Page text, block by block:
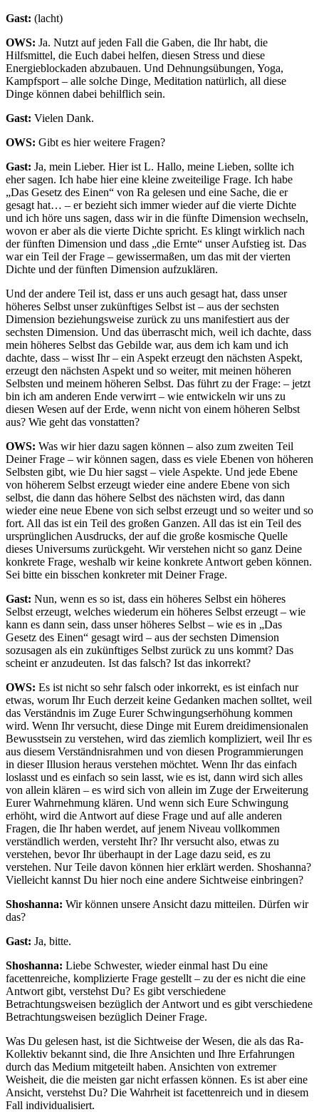
Gast: (lacht)
OWS: Ja. Nutzt auf jeden Fall die Gaben, die Ihr habt, die
Hilfsmittel, die Euch dabei helfen, diesen Stress und diese
Energieblockaden abzubauen. Und Dehnungsübungen, Yoga,
Kampfsport – alle solche Dinge, Meditation natürlich, all diese
Dinge können dabei behilflich sein.
Gast: Vielen Dank.
OWS: Gibt es hier weitere Fragen?
Gast: Ja, mein Lieber. Hier ist L. Hallo, meine Lieben, sollte ich
eher sagen. Ich habe hier eine kleine zweiteilige Frage. Ich habe
„Das Gesetz des Einen“ von Ra gelesen und eine Sache, die er
gesagt hat… – er bezieht sich immer wieder auf die vierte Dichte
und ich höre uns sagen, dass wir in die fünfte Dimension wechseln,
wovon er aber als die vierte Dichte spricht. Es klingt wirklich nach
der fünften Dimension und dass „die Ernte“ unser Aufstieg ist. Das
war ein Teil der Frage – gewissermaßen, um das mit der vierten
Dichte und der fünften Dimension aufzuklären.
Und der andere Teil ist, dass er uns auch gesagt hat, dass unser
höheres Selbst unser zukünftiges Selbst ist – aus der sechsten
Dimension beziehungsweise zurück zu uns manifestiert aus der
sechsten Dimension. Und das überrascht mich, weil ich dachte, dass
mein höheres Selbst das Gebilde war, aus dem ich kam und ich
dachte, dass – wisst Ihr – ein Aspekt erzeugt den nächsten Aspekt,
erzeugt den nächsten Aspekt und so weiter, mit meinen höheren
Selbsten und meinem höheren Selbst. Das führt zu der Frage: – jetzt
bin ich am anderen Ende verwirrt – wie entwickeln wir uns zu
diesen Wesen auf der Erde, wenn nicht von einem höheren Selbst
aus? Wie geht das vonstatten?
OWS: Was wir hier dazu sagen können – also zum zweiten Teil
Deiner Frage – wir können sagen, dass es viele Ebenen von höheren
Selbsten gibt, wie Du hier sagst – viele Aspekte. Und jede Ebene
von höherem Selbst erzeugt wieder eine andere Ebene von sich
selbst, die dann das höhere Selbst des nächsten wird, das dann
wieder eine neue Ebene von sich selbst erzeugt und so weiter und so
fort. All das ist ein Teil des großen Ganzen. All das ist ein Teil des
ursprünglichen Ausdrucks, der auf die große kosmische Quelle
dieses Universums zurückgeht. Wir verstehen nicht so ganz Deine
konkrete Frage, weshalb wir keine konkrete Antwort geben können.
Sei bitte ein bisschen konkreter mit Deiner Frage.
Gast: Nun, wenn es so ist, dass ein höheres Selbst ein höheres
Selbst erzeugt, welches wiederum ein höheres Selbst erzeugt – wie
kann es dann sein, dass unser höheres Selbst – wie es in „Das
Gesetz des Einen“ gesagt wird – aus der sechsten Dimension
sozusagen als ein zukünftiges Selbst zurück zu uns kommt? Das
scheint er anzudeuten. Ist das falsch? Ist das inkorrekt?
OWS: Es ist nicht so sehr falsch oder inkorrekt, es ist einfach nur
etwas, worum Ihr Euch derzeit keine Gedanken machen solltet, weil
das Verständnis im Zuge Eurer Schwingungserhöhung kommen
wird. Wenn Ihr versucht, diese Dinge mit Eurem dreidimensionalen
Bewusstsein zu verstehen, wird das ziemlich kompliziert, weil Ihr es
aus diesem Verständnisrahmen und von diesen Programmierungen
in dieser Illusion heraus verstehen möchtet. Wenn Ihr das einfach
loslasst und es einfach so sein lasst, wie es ist, dann wird sich alles
von allein klären – es wird sich von allein im Zuge der Erweiterung
Eurer Wahrnehmung klären. Und wenn sich Eure Schwingung
erhöht, wird die Antwort auf diese Frage und auf alle anderen
Fragen, die Ihr haben werdet, auf jenem Niveau vollkommen
verständlich werden, versteht Ihr? Ihr versucht also, etwas zu
verstehen, bevor Ihr überhaupt in der Lage dazu seid, es zu
verstehen. Nur Teile davon können hier erklärt werden. Shoshanna?
Vielleicht kannst Du hier noch eine andere Sichtweise einbringen?
Shoshanna: Wir können unsere Ansicht dazu mitteilen. Dürfen wir
das?
Gast: Ja, bitte.
Shoshanna: Liebe Schwester, wieder einmal hast Du eine
facettenreiche, komplizierte Frage gestellt – zu der es nicht die eine
Antwort gibt, verstehst Du? Es gibt verschiedene
Betrachtungsweisen bezüglich der Antwort und es gibt verschiedene
Betrachtungsweisen bezüglich Deiner Frage.
Was Du gelesen hast, ist die Sichtweise der Wesen, die als das Ra-
Kollektiv bekannt sind, die Ihre Ansichten und Ihre Erfahrungen
durch das Medium mitgeteilt haben. Ansichten von extremer
Weisheit, die die meisten gar nicht erfassen können. Es ist aber eine
Ansicht, verstehst Du? Die Wahrheit ist facettenreich und in diesem
Fall individualisiert.